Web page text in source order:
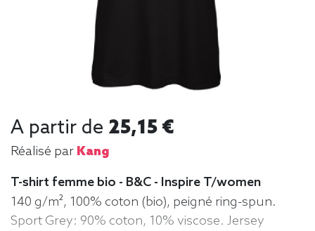
A partir de 25,15 €
Réalisé par Kang
T-shirt femme bio - B&C - Inspire T/women
140 g/m², 100% coton (bio), peigné ring-spun.
Sport Grey: 90% coton, 10% viscose. Jersey